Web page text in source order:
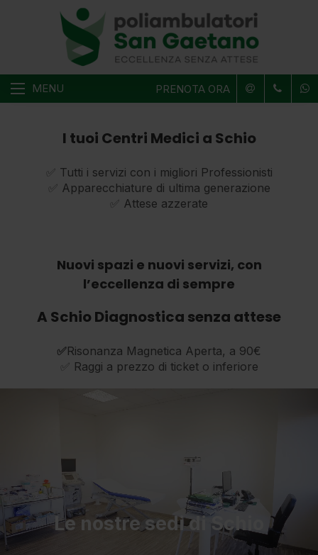
I tuoi Centri Medici a Schio
✅ Tutti i servizi con i migliori Professionisti
✅ Apparecchiature di ultima generazione
✅ Attese azzerate
Nuovi spazi e nuovi servizi, con
l’eccellenza di sempre
A Schio Diagnostica senza attese
✅Risonanza Magnetica Aperta, a 90€
✅ Raggi a prezzo di ticket o inferiore
Le nostre sedi di Schio
MENU PRENOTA ORA